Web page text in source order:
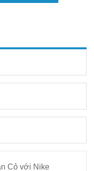
Cỏ với Nike